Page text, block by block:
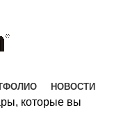
НОВОСТИ
которые вы